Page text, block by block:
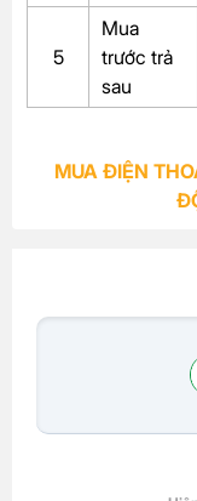
5
Mua
trước trả
sau
MUA ĐIỆN